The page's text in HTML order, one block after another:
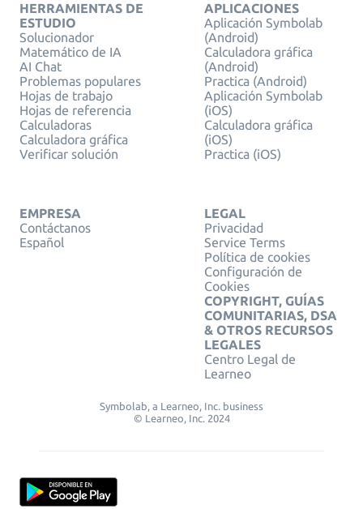
HERRAMIENTAS DE
ESTUDIO
Solucionador
Matemático de IA
AI Chat
Problemas populares
Hojas de trabajo
Hojas de referencia
Calculadoras
Calculadora gráfica
Verificar solución
APLICACIONES
Aplicación Symbolab
(Android)
Calculadora gráfica
(Android)
Practica (Android)
Aplicación Symbolab
(iOS)
Calculadora gráfica
(iOS)
Practica (iOS)
EMPRESA
Contáctanos
Español
LEGAL
Privacidad
Service Terms
Política de cookies
Configuración de
Cookies
COPYRIGHT, GUÍAS
COMUNITARIAS, DSA
& OTROS RECURSOS
LEGALES
Centro Legal de
Learneo
Symbolab, a Learneo, Inc. business
© Learneo, Inc. 2024